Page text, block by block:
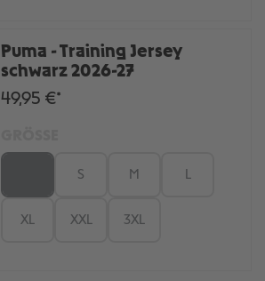
Puma - Training Jersey
schwarz 2026-27
49,95 €*
S M
XL XXL 3XL